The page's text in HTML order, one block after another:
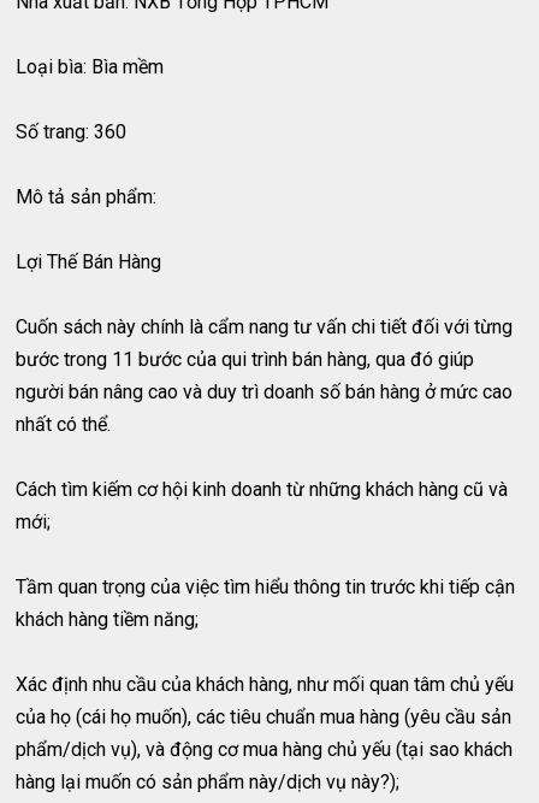
Loại bìa: Bìa mềm
Số trang: 360
Mô tả sản phẩm:
Lợi Thế Bán Hàng
Cuốn sách này chính là cẩm nang tư vấn chi tiết đối với từng
bước trong 11 bước của qui trình bán hàng, qua đó giúp
người bán nâng cao và duy trì doanh số bán hàng ở mức cao
nhất có thể.
Cách tìm kiếm cơ hội kinh doanh từ những khách hàng cũ và
mới;
Tầm quan trọng của việc tìm hiểu thông tin trước khi tiếp cận
khách hàng tiềm năng;
Xác định nhu cầu của khách hàng, như mối quan tâm chủ yếu
của họ (cái họ muốn), các tiêu chuẩn mua hàng (yêu cầu sản
phẩm/dịch vụ), và động cơ mua hàng chủ yếu (tại sao khách
hàng lại muốn có sản phẩm này/dịch vụ này?);